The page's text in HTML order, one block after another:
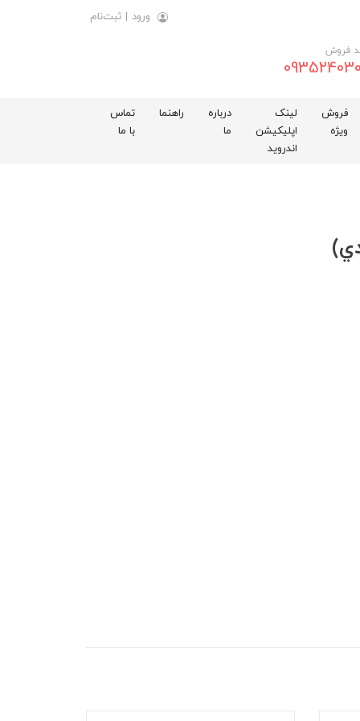
ورود | ثبت‌نام
فروش
فروش
ویژه
لینک
اپلیکیشن
اندروید
درباره
ما
راهنما
تماس
با ما